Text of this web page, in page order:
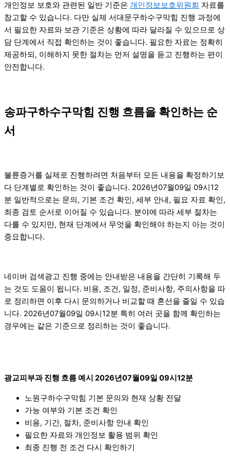
개인정보 보호와 관련된 일반 기준은 개인정보보호위원회 자료를
참고할 수 있습니다. 다만 실제 서대문구하수구막힘 진행 과정에
서 필요한 자료와 보관 기준은 상황에 따라 달라질 수 있으므로 상
담 단계에서 직접 확인하는 것이 좋습니다. 필요한 자료는 정확히
제공하되, 이해하지 못한 절차는 먼저 설명을 듣고 진행하는 편이
안전합니다.
송파구하수구막힘 진행 흐름을 확인하는 순
서
불륜증거를 실제로 진행하려면 처음부터 모든 내용을 확정하기보
다 단계별로 확인하는 것이 좋습니다. 2026년07월09일 09시12
분 일반적으로는 문의, 기본 조건 확인, 세부 안내, 필요 자료 확인,
최종 검토 순서로 이어질 수 있습니다. 분야에 따라 세부 절차는
다를 수 있지만, 현재 단계에서 무엇을 확인해야 하는지 아는 것이
중요합니다.
네이버 검색광고 진행 중에는 안내받은 내용을 간단히 기록해 두
는 것도 도움이 됩니다. 비용, 조건, 일정, 준비사항, 주의사항을 따
로 정리하면 이후 다시 문의하거나 비교할 때 혼선을 줄일 수 있습
니다. 2026년07월09일 09시12분 특히 여러 곳을 함께 확인하는
경우에는 같은 기준으로 정리하는 것이 좋습니다.
광교피부과 진행 흐름 예시 2026년07월09일 09시12분
노원구하수구막힘 기본 문의와 현재 상황 전달
가능 여부와 기본 조건 확인
비용, 기간, 절차, 준비사항 안내 확인
필요한 자료와 개인정보 활용 범위 확인
최종 진행 전 조건 다시 확인하기